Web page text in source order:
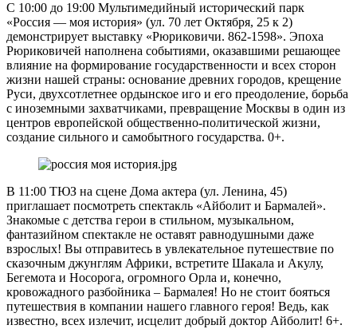
С 10:00 до 19:00 Мультимедийный исторический парк
«Россия — моя история» (ул. 70 лет Октября, 25 к 2)
демонстрирует выставку «Рюриковичи. 862-1598». Эпоха
Рюриковичей наполнена событиями, оказавшими решающее
влияние на формирование государственности и всех сторон
жизни нашей страны: основание древних городов, крещение
Руси, двухсотлетнее ордынское иго и его преодоление, борьба
с иноземными захватчиками, превращение Москвы в один из
центров европейской общественно-политической жизни,
создание сильного и самобытного государства. 0+.
В 11:00 ТЮЗ на сцене Дома актера (ул. Ленина, 45)
приглашает посмотреть спектакль «Айболит и Бармалей».
Знакомые с детства герои в стильном, музыкальном,
фантазийном спектакле не оставят равнодушными даже
взрослых! Вы отправитесь в увлекательное путешествие по
сказочным джунглям Африки, встретите Шакала и Акулу,
Бегемота и Носорога, огромного Орла и, конечно,
кровожадного разбойника – Бармалея! Но не стоит бояться
путешествия в компании нашего главного героя! Ведь, как
известно, всех излечит, исцелит добрый доктор Айболит! 6+.